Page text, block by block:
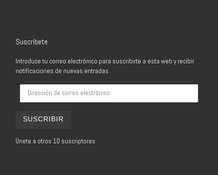
Suscríbete
Introduce tu correo electrónico para suscribirte a esta web y recibir
notificaciones de nuevas entradas.
SUSCRIBIR
Únete a otros 10 suscriptores